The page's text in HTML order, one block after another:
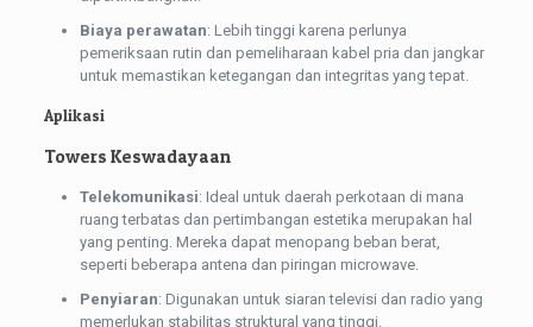
Biaya perawatan: Lebih tinggi karena perlunya
pemeriksaan rutin dan pemeliharaan kabel pria dan jangkar
untuk memastikan ketegangan dan integritas yang tepat.
Aplikasi
Towers Keswadayaan
Telekomunikasi: Ideal untuk daerah perkotaan di mana
ruang terbatas dan pertimbangan estetika merupakan hal
yang penting. Mereka dapat menopang beban berat,
seperti beberapa antena dan piringan microwave.
Penyiaran: Digunakan untuk siaran televisi dan radio yang
memerlukan stabilitas struktural yang tinggi.